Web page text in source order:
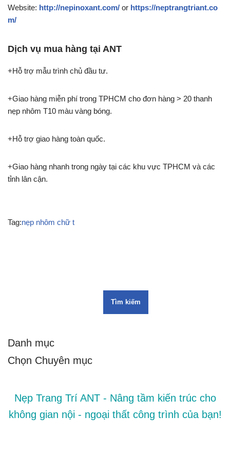
Website: http://nepinoxant.com/ or https://neptrangtriant.co
m/
Dịch vụ mua hàng tại ANT
+Hỗ trợ mẫu trình chủ đầu tư.
+Giao hàng miễn phí trong TPHCM cho đơn hàng > 20 thanh
nẹp nhôm T10 màu vàng bóng.
+Hỗ trợ giao hàng toàn quốc.
+Giao hàng nhanh trong ngày tại các khu vực TPHCM và các
tỉnh lân cận.
Tag:nẹp nhôm chữ t
Tìm kiếm
Danh mục
Nẹp Trang Trí ANT - Nâng tầm kiến trúc cho
không gian nội - ngoại thất công trình của bạn!